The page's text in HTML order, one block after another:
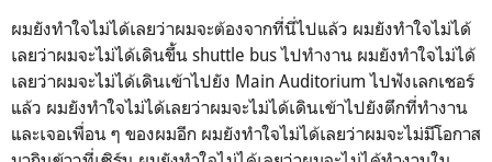
ผมยังทำใจไม่ได้เลยว่าผมจะต้องจากที่นี่ไปแล้ว ผมยังทำใจไม่ได้
เลยว่าผมจะไม่ได้เดินขึ้น shuttle bus ไปทำงาน ผมยังทำใจไม่ได้
เลยว่าผมจะไม่ได้เดินเข้าไปยัง Main Auditorium ไปฟังเลกเชอร์
แล้ว ผมยังทำใจไม่ได้เลยว่าผมจะไม่ได้เดินเข้าไปยังตึกที่ทำงาน
และเจอเพื่อน ๆ ของผมอีก ผมยังทำใจไม่ได้เลยว่าผมจะไม่มีโอกาส